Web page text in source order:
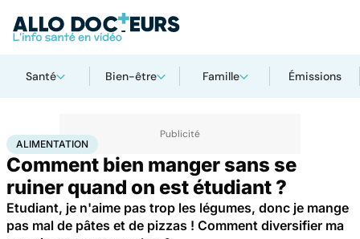
Santé Bien-être Famille Émissions
AccueilBien-être Nutrition Alimentation
ALIMENTATION
Comment bien manger sans se
ruiner quand on est étudiant ?
Etudiant, je n'aime pas trop les légumes, donc je mange
pas mal de pâtes et de pizzas ! Comment diversifier ma